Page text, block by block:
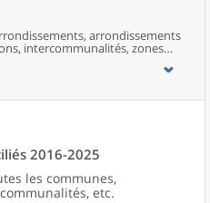
arrondissements
intercommunalités, zones
et aires d’attraction des
2016-2025
les communes,
etc.